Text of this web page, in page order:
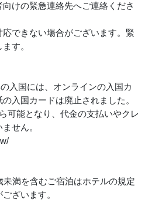
けの緊急連絡先へご連絡くださ
できない場合がございます。緊
す。
入国には、オンラインの入国カ
入国カードは廃止されました。
可能となり、代金の支払いやクレ
せん。
未満を含むご宿泊はホテルの規定
ざいます。